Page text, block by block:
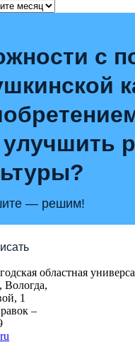
с
улучшить
— решим!
областная
Вологда,
1
–